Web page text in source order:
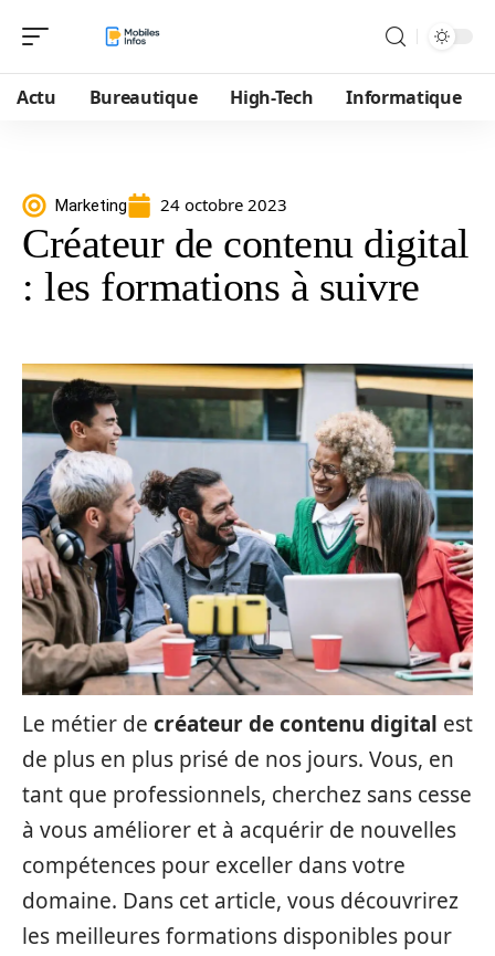
Actu Bureautique High-Tech Informatique
Marketing 24 octobre 2023
Créateur de contenu digital
: les formations à suivre
Le métier de créateur de contenu digital est
de plus en plus prisé de nos jours. Vous, en
tant que professionnels, cherchez sans cesse
à vous améliorer et à acquérir de nouvelles
compétences pour exceller dans votre
domaine. Dans cet article, vous découvrirez
les meilleures formations disponibles pour